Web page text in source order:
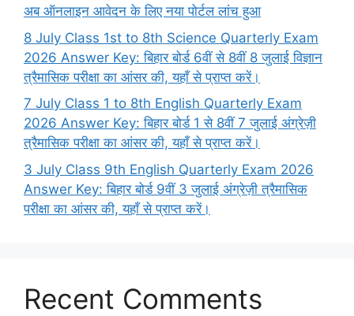
अब ऑनलाइन आवेदन के लिए नया पोर्टल लांच हुआ
8 July Class 1st to 8th Science Quarterly Exam
2026 Answer Key: बिहार बोर्ड 6वीं से 8वीं 8 जुलाई विज्ञान
त्रैमासिक परीक्षा का आंसर की, यहाँ से प्राप्त करें।
7 July Class 1 to 8th English Quarterly Exam
2026 Answer Key: बिहार बोर्ड 1 से 8वीं 7 जुलाई अंग्रेज़ी
त्रैमासिक परीक्षा का आंसर की, यहाँ से प्राप्त करें।
3 July Class 9th English Quarterly Exam 2026
Answer Key: बिहार बोर्ड 9वीं 3 जुलाई अंग्रेज़ी त्रैमासिक
परीक्षा का आंसर की, यहाँ से प्राप्त करें।
Recent Comments